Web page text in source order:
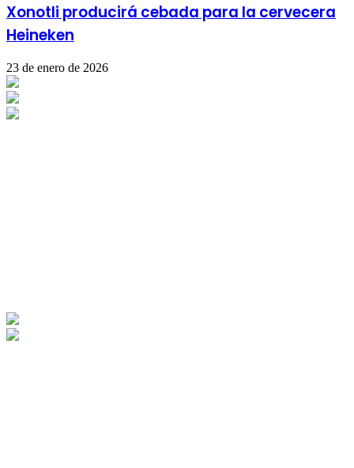
Xonotli producirá cebada para la cervecera
Heineken
23 de enero de 2026